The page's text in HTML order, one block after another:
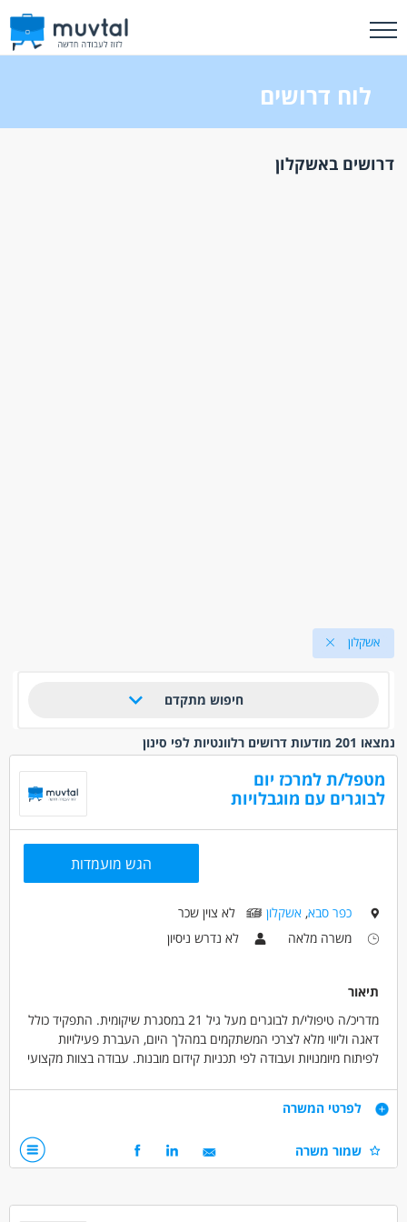
לוח דרושים
דרושים באשקלון
אשקלון
חיפוש מתקדם
נמצאו 201 מודעות דרושים רלוונטיות לפי סינון
מטפל/ת למרכז יום
לבוגרים עם מוגבלויות
הגש מועמדות
כפר סבא,אשקלון
לא צוין שכר
משרה מלאה
לא נדרש ניסיון
תיאור
מדריכ/ה טיפולי/ת לבוגרים מעל גיל 21 במסגרת שיקומית. התפקיד כולל
דאגה וליווי מלא לצרכי המשתקמים במהלך היום, העברת פעילויות
לפיתוח מיומנויות ועבודה לפי תכניות קידום מובנות. עבודה בצוות מקצועי
והשיקום. משרה מלאה א'-ה' 07:30-15:30, אופק להתפתחות מקצועית
ועבודה לטווח ארוך.
דרישות
ניסיון בעבודה עם אנשים עם מוגבלויות – יתרון
השכלה רלוונטית בתחום – יתרון
לפרטי המשרה
שמור משרה